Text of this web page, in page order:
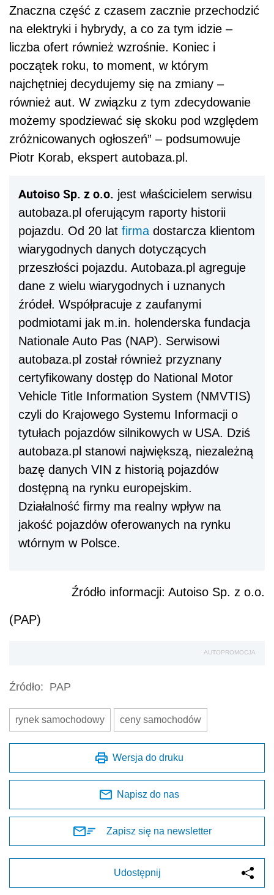
Znaczna część z czasem zacznie przechodzić
na elektryki i hybrydy, a co za tym idzie –
liczba ofert również wzrośnie. Koniec i
początek roku, to moment, w którym
najchętniej decydujemy się na zmiany –
również aut. W związku z tym zdecydowanie
możemy spodziewać się skoku pod względem
zróżnicowanych ogłoszeń” – podsumowuje
Piotr Korab, ekspert autobaza.pl.
Autoiso Sp. z o.o. jest właścicielem serwisu
autobaza.pl oferującym raporty historii
pojazdu. Od 20 lat firmadostarcza klientom
wiarygodnych danych dotyczących
przeszłości pojazdu. Autobaza.pl agreguje
dane z wielu wiarygodnych i uznanych
źródeł. Współpracuje z zaufanymi
podmiotami jak m.in. holenderska fundacja
Nationale Auto Pas (NAP). Serwisowi
autobaza.pl został również przyznany
certyfikowany dostęp do National Motor
Vehicle Title Information System (NMVTIS)
czyli do Krajowego Systemu Informacji o
tytułach pojazdów silnikowych w USA. Dziś
autobaza.pl stanowi największą, niezależną
bazę danych VIN z historią pojazdów
dostępną na rynku europejskim.
Działalność firmy ma realny wpływ na
jakość pojazdów oferowanych na rynku
wtórnym w Polsce.
Źródło informacji: Autoiso Sp. z o.o.
(PAP)
AUTOPROMOCJA
Źródło: PAP
rynek samochodowy ceny samochodów
Wersja do druku
Napisz do nas
Zapisz się na newsletter
Udostępnij